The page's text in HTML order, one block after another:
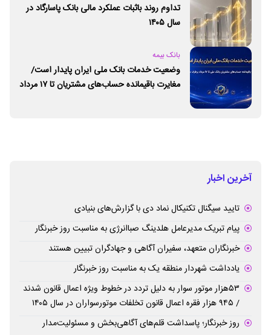
تداوم روند باثبات عملکرد مالی بانک پاسارگاد در
سال ۱۴۰۵
بانک بیمه
وضعیت خدمات بانک ملی ایران پایدار است/
مغایرت‌ باقیمانده حساب‌های مشتریان تا ۱۷ مرداد
آخرین اخبار
تایید سیگنال تکنیکال نماد دی با گزارش‌های بنیادی
پیام تبریک مدیرعامل هلدینگ صباانرژی به مناسبت روز خبرنگار
خبرنگاران متعهد، سفیران آگاهی و جهادگران تبیین هستند
یادداشت شهردار منطقه یک به مناسبت روز خبرنگار
۵۳هزار موتور سوار به دلیل تردد در خطوط ویژه اعمال قانون شدند
/ ۹۴۵ هزار فقره اعمال قانون تخلفات موتورسواران در سال ۱۴۰۵
روز خبرنگار؛ پاسداشت قلم‌های آگاهی‌بخش و مسئولیت‌مدار